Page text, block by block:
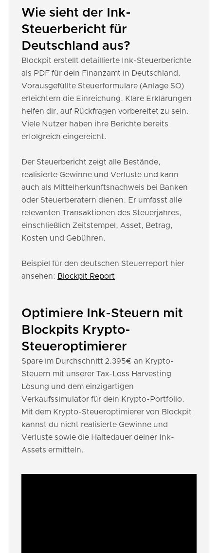
Wie sieht der Ink-
Steuerbericht für
Deutschland aus?
Blockpit erstellt detaillierte Ink-Steuerberichte
als PDF für dein Finanzamt in Deutschland.
Vorausgefüllte Steuerformulare (Anlage SO)
erleichtern die Einreichung. Klare Erklärungen
helfen dir, auf Rückfragen vorbereitet zu sein.
Viele Nutzer haben ihre Berichte bereits
erfolgreich eingereicht.
Der Steuerbericht zeigt alle Bestände,
realisierte Gewinne und Verluste und kann
auch als Mittelherkunftsnachweis bei Banken
oder Steuerberatern dienen. Er umfasst alle
relevanten Transaktionen des Steuerjahres,
einschließlich Zeitstempel, Asset, Betrag,
Kosten und Gebühren.
Beispiel für den deutschen Steuerreport hier
ansehen: Blockpit Report
Optimiere Ink-Steuern mit
Blockpits Krypto-
Steueroptimierer
Spare im Durchschnitt 2.395€ an Krypto-
Steuern mit unserer Tax-Loss Harvesting
Lösung und dem einzigartigen
Verkaufssimulator für dein Krypto-Portfolio.
Mit dem Krypto-Steueroptimierer von Blockpit
kannst du nicht realisierte Gewinne und
Verluste sowie die Haltedauer deiner Ink-
Assets ermitteln.